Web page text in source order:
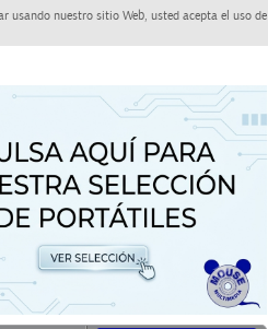
usando nuestro sitio Web, usted acepta el uso de